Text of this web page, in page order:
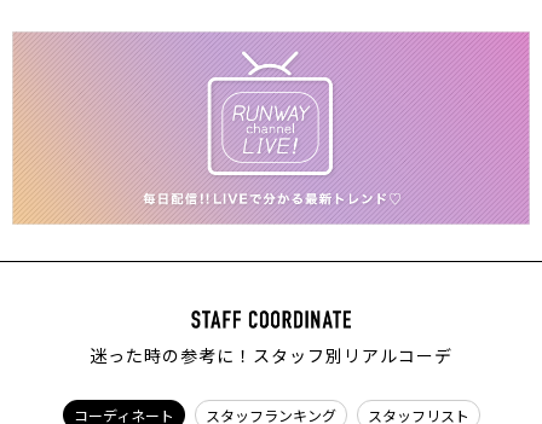
迷った時の参考に！スタッフ別リアルコーデ
コーディネート スタッフランキング スタッフリスト